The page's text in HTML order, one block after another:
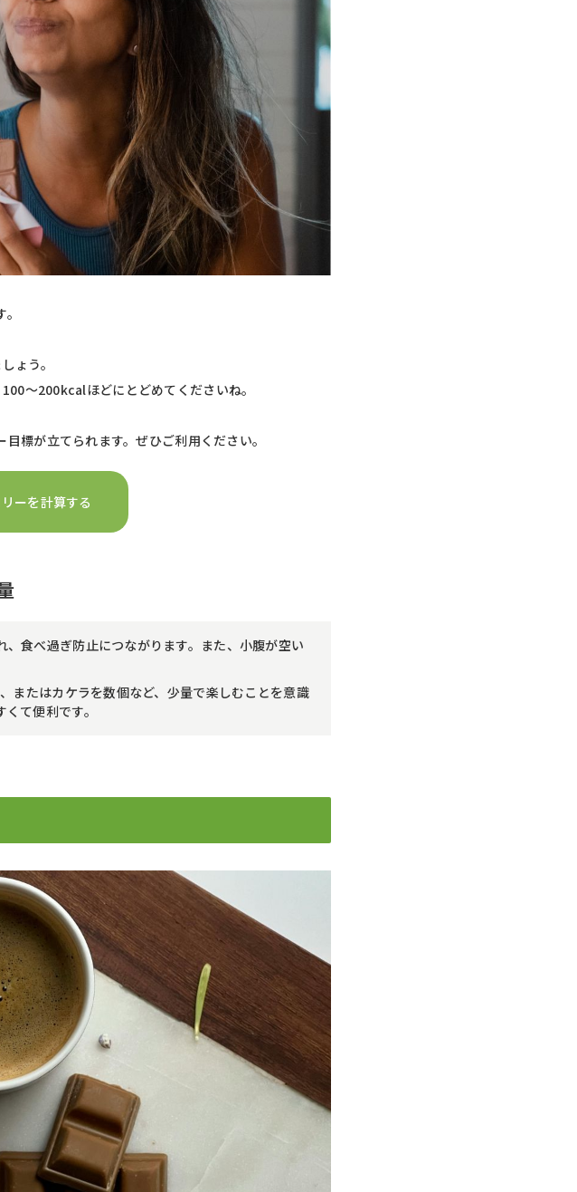
ょう。
〜200kcalほどにとどめてくださいね。
標が立てられます。ぜひご利用ください。
ーを計算する
、食べ過ぎ防止につながります。また、小腹が空い
またはカケラを数個など、少量で楽しむことを意識
て便利です。